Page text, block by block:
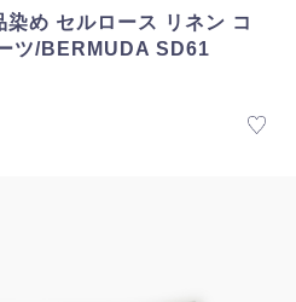
染め セルロース リネン コ
ツ/BERMUDA SD61